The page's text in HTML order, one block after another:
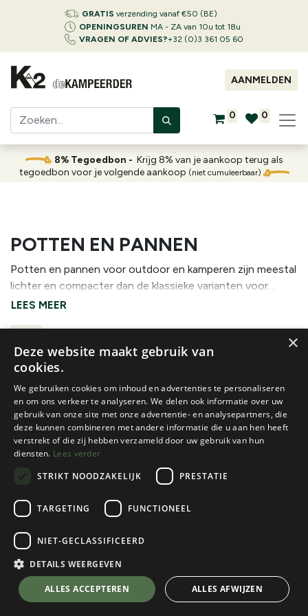
GRATIS verzending vanaf €50 (BE)
OPENINGSUREN MA - ZA van 10u tot 18u
VRAGEN OF ADVIES?+32 (0)3 361 05 60
AANMELDEN
0 0
8% Tegoedbon - Krijg 8% van je aankoop terug als
tegoedbon voor je volgende aankoop (niet cumuleerbaar)
POTTEN EN PANNEN
Potten en pannen voor outdoor en kamperen zijn meestal
lichter en compacter dan de klassieke varianten voor
thuisgebruik. Ze bestaan in verschillende materialen, zoals
zijn eigen voordelen op vlak van gewicht, duurzaamheid en
warmteverdeling.
Voor een trektocht kies je best een lichte, compacte set
die in elkaar past. Op de camping mag het gerust wat
ruimer en steviger zijn. Let ook op de grootte van je
gezelschap en op de compatibiliteit met je kooktoestel.
Sea To Summit
FRONTIER UL POT - 1.3L
1 color(s) available
€74,95
MSR
×
Deze website maakt gebruik van
cookies.
We gebruiken cookies om inhoud en advertenties te personaliseren
en om ons verkeer te analyseren. We delen ook informatie over uw
gebruik van onze site met onze advertentie- en analysepartners, die
deze kunnen combineren met andere informatie die u aan hen heeft
verstrekt of die zij hebben verzameld door uw gebruik van hun
diensten. Lees verder
STRIKT NOODZAKELIJK
PRESTATIE
TARGETING FUNCTIONEEL
NIET-GECLASSIFICEERD
DETAILS WEERGEVEN
ALLES ACCEPTEREN ALLES AFWIJZEN